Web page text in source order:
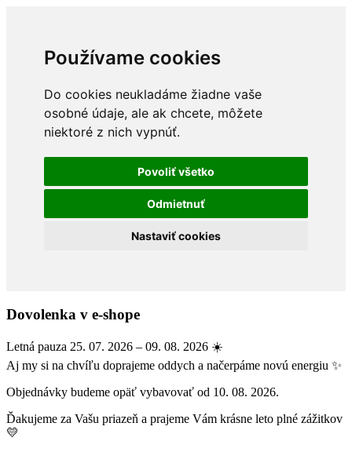
Používame cookies
Do cookies neukladáme žiadne vaše
osobné údaje, ale ak chcete, môžete
niektoré z nich vypnúť.
Povoliť všetko
Odmietnuť
Nastaviť cookies
Dovolenka v e-shope
Letná pauza 25. 07. 2026 – 09. 08. 2026 ☀️
Aj my si na chvíľu doprajeme oddych a načerpáme novú energiu ✨
Objednávky budeme opäť vybavovať od 10. 08. 2026.
Ďakujeme za Vašu priazeň a prajeme Vám krásne leto plné zážitkov
💛